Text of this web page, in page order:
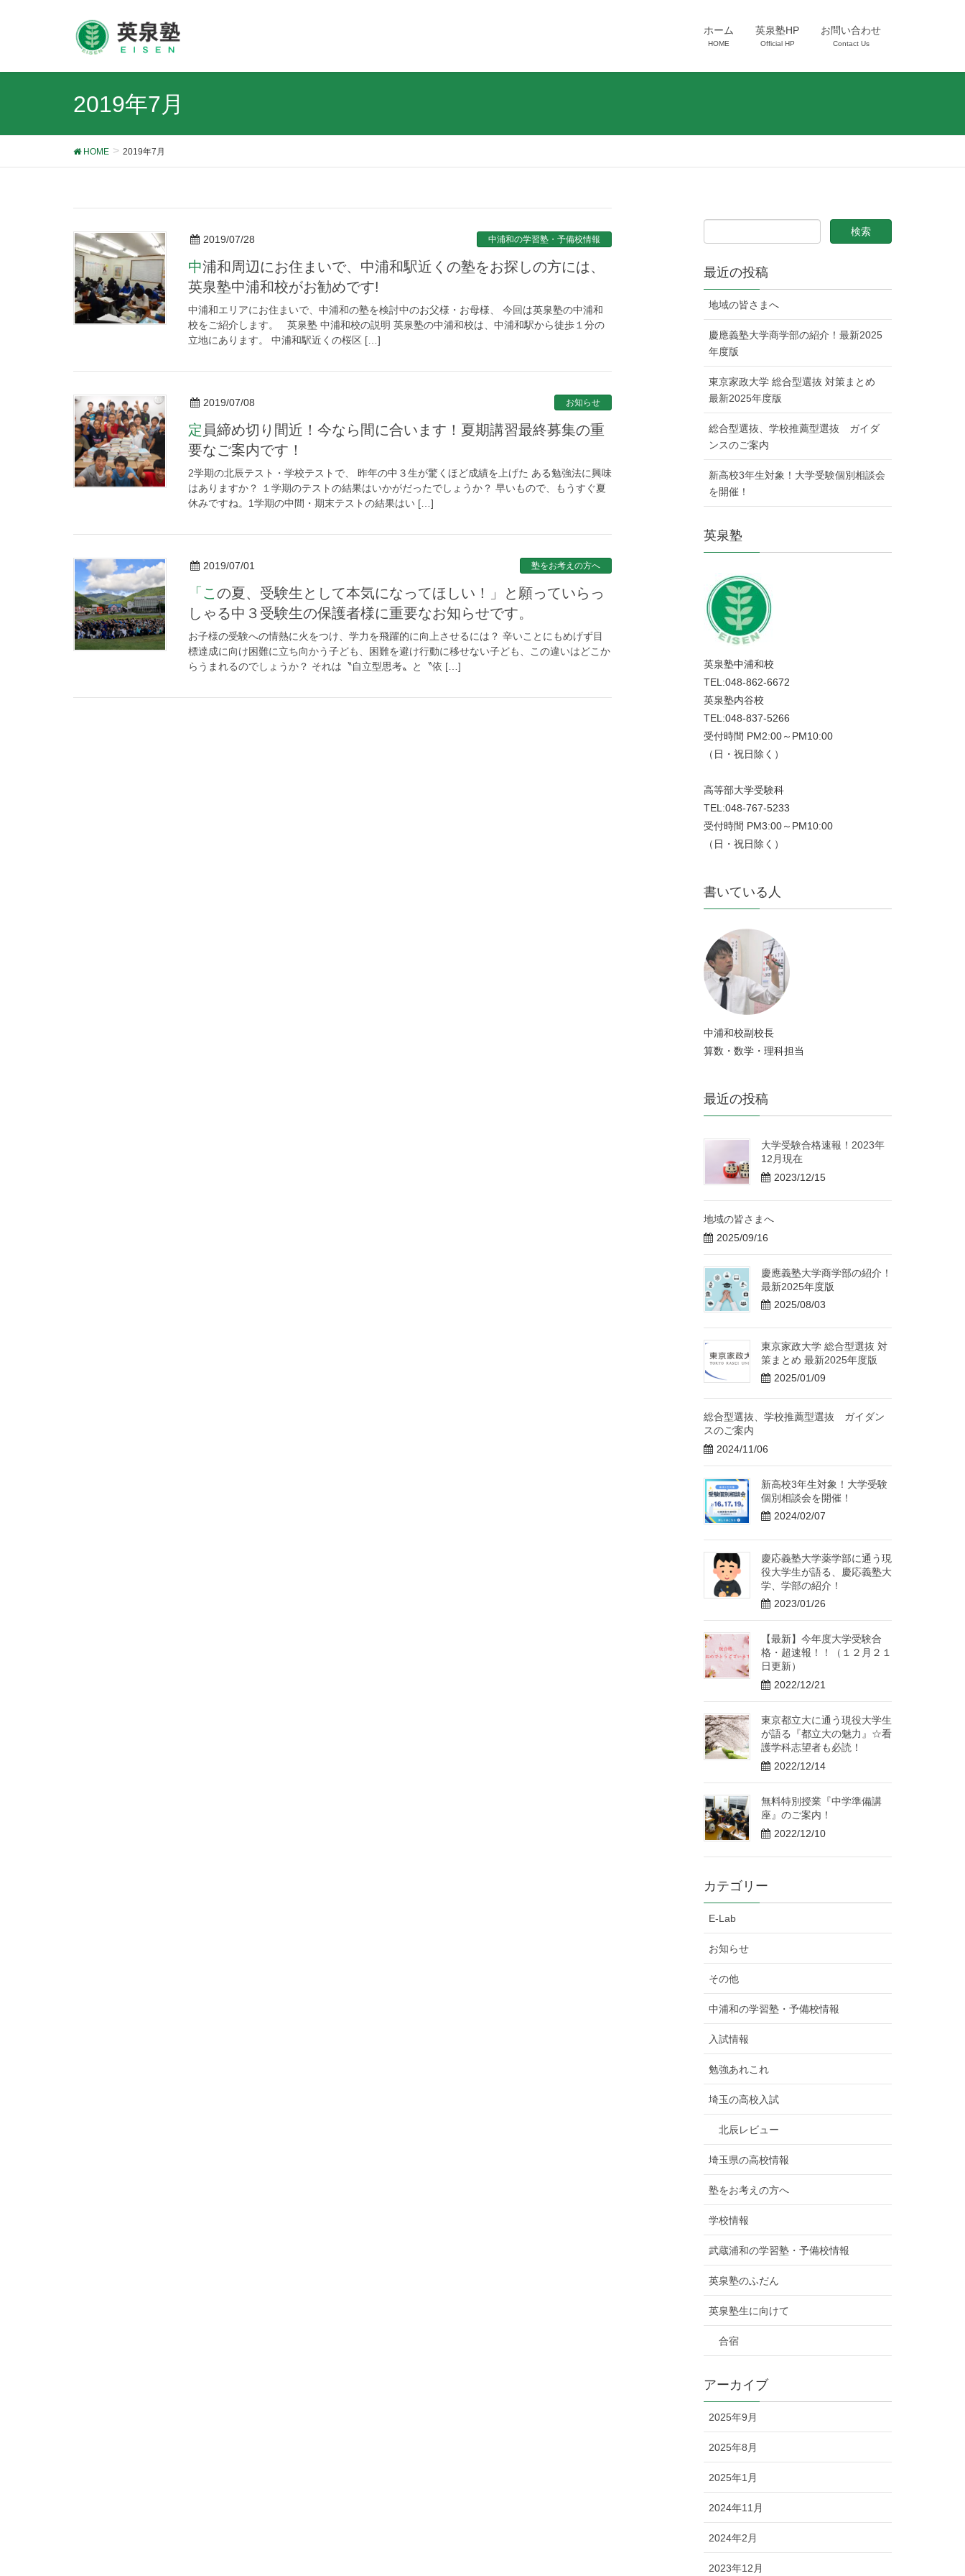
ホーム
HOME
英泉塾HP
Official HP
お問い合わせ
Contact Us
2019年7月
HOME 2019年7月
2019/07/28 中浦和の学習塾・予備校情報
中浦和周辺にお住まいで、中浦和駅近くの塾をお探しの方には、
英泉塾中浦和校がお勧めです!
中浦和エリアにお住まいで、中浦和の塾を検討中のお父様・お母様、 今回は英泉塾の中浦和
校をご紹介します。 英泉塾 中浦和校の説明 英泉塾の中浦和校は、中浦和駅から徒歩１分の
立地にあります。 中浦和駅近くの桜区 […]
2019/07/08 お知らせ
定員締め切り間近！今なら間に合います！夏期講習最終募集の重
要なご案内です！
2学期の北辰テスト・学校テストで、 昨年の中３生が驚くほど成績を上げた ある勉強法に興味
はありますか？ １学期のテストの結果はいかがだったでしょうか？ 早いもので、もうすぐ夏
休みですね。1学期の中間・期末テストの結果はい […]
2019/07/01 塾をお考えの方へ
「この夏、受験生として本気になってほしい！」と願っていらっ
しゃる中３受験生の保護者様に重要なお知らせです。
お子様の受験への情熱に火をつけ、学力を飛躍的に向上させるには？ 辛いことにもめげず目
標達成に向け困難に立ち向かう子ども、困難を避け行動に移せない子ども、この違いはどこか
らうまれるのでしょうか？ それは〝自立型思考〟と〝依 […]
最近の投稿
地域の皆さまへ
慶應義塾大学商学部の紹介！最新2025
年度版
東京家政大学 総合型選抜 対策まとめ
最新2025年度版
総合型選抜、学校推薦型選抜 ガイダ
ンスのご案内
新高校3年生対象！大学受験個別相談会
を開催！
英泉塾
英泉塾中浦和校
TEL:048-862-6672
英泉塾内谷校
TEL:048-837-5266
受付時間 PM2:00～PM10:00
（日・祝日除く）
高等部大学受験科
TEL:048-767-5233
受付時間 PM3:00～PM10:00
（日・祝日除く）
書いている人
中浦和校副校長
算数・数学・理科担当
最近の投稿
大学受験合格速報！2023年
12月現在
2023/12/15
地域の皆さまへ
2025/09/16
慶應義塾大学商学部の紹介！
最新2025年度版
2025/08/03
東京家政大学 総合型選抜 対
策まとめ 最新2025年度版
2025/01/09
総合型選抜、学校推薦型選抜 ガイダン
スのご案内
2024/11/06
新高校3年生対象！大学受験
個別相談会を開催！
2024/02/07
慶応義塾大学薬学部に通う現
役大学生が語る、慶応義塾大
学、学部の紹介！
2023/01/26
【最新】今年度大学受験合
格・超速報！！（１２月２１
日更新）
2022/12/21
東京都立大に通う現役大学生
が語る『都立大の魅力』☆看
護学科志望者も必読！
2022/12/14
無料特別授業『中学準備講
座』のご案内！
2022/12/10
カテゴリー
E-Lab
お知らせ
その他
中浦和の学習塾・予備校情報
入試情報
勉強あれこれ
埼玉の高校入試
北辰レビュー
埼玉県の高校情報
塾をお考えの方へ
学校情報
武蔵浦和の学習塾・予備校情報
英泉塾のふだん
英泉塾生に向けて
合宿
アーカイブ
2025年9月
2025年8月
2025年1月
2024年11月
2024年2月
2023年12月